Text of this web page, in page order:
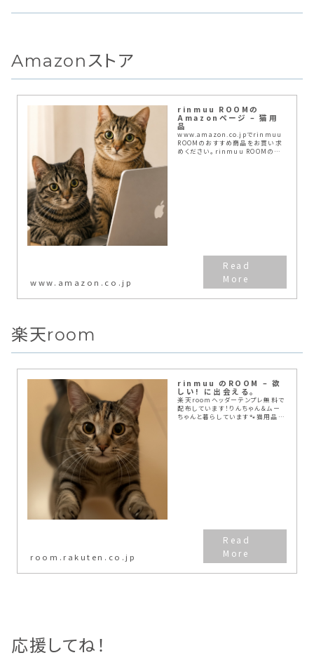
Amazonストア
rinmuu ROOMの
Amazonページ – 猫用
品
www.amazon.co.jpでrinmuu
ROOMのおすすめ商品をお買い求
めください。rinmuu ROOMのお
www.amazon.co.jp
楽天room
rinmuu のROOM – 欲
しい! に出会える。
楽天roomヘッダーテンプレ無料で
配布しています！りんちゃん＆ムー
ちゃんと暮らしています🐾猫用品や
room.rakuten.co.jp
応援してね！